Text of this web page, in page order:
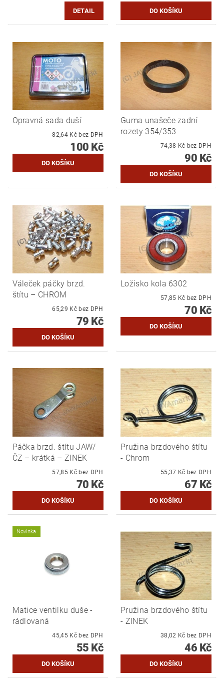
DETAIL
Opravná sada duší
82,64 Kč bez DPH
100 Kč
Guma unašeče zadní
rozety 354/353
74,38 Kč bez DPH
90 Kč
Váleček páčky brzd.
štítu – CHROM
65,29 Kč bez DPH
79 Kč
Ložisko kola 6302
57,85 Kč bez DPH
70 Kč
Páčka brzd. štítu JAW/
ČZ – krátká – ZINEK
57,85 Kč bez DPH
70 Kč
Pružina brzdového štítu
- Chrom
55,37 Kč bez DPH
67 Kč
Novinka
Matice ventilku duše -
rádlovaná
45,45 Kč bez DPH
55 Kč
Pružina brzdového štítu
- ZINEK
38,02 Kč bez DPH
46 Kč